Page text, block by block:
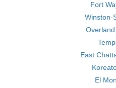
Fort
Winston-
East
El